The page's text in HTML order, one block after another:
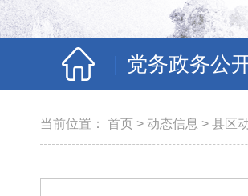
党务政务公
当前位置： 首页 > 动态信息 > 县区